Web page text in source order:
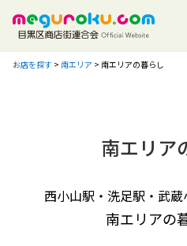
お店を探す > 南エリア > 南エリアの暮らし
南エリア
西小山駅・洗足駅・武
南エリアの